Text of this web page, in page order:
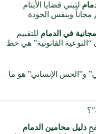
لتبني قضايا الأيتام
مجاناً وبنفس الجودة
في الدمام للتقييم
“التوعية القانونية” هي خط
و”الحس الإنساني” هو ما
دليل محامين الدمام